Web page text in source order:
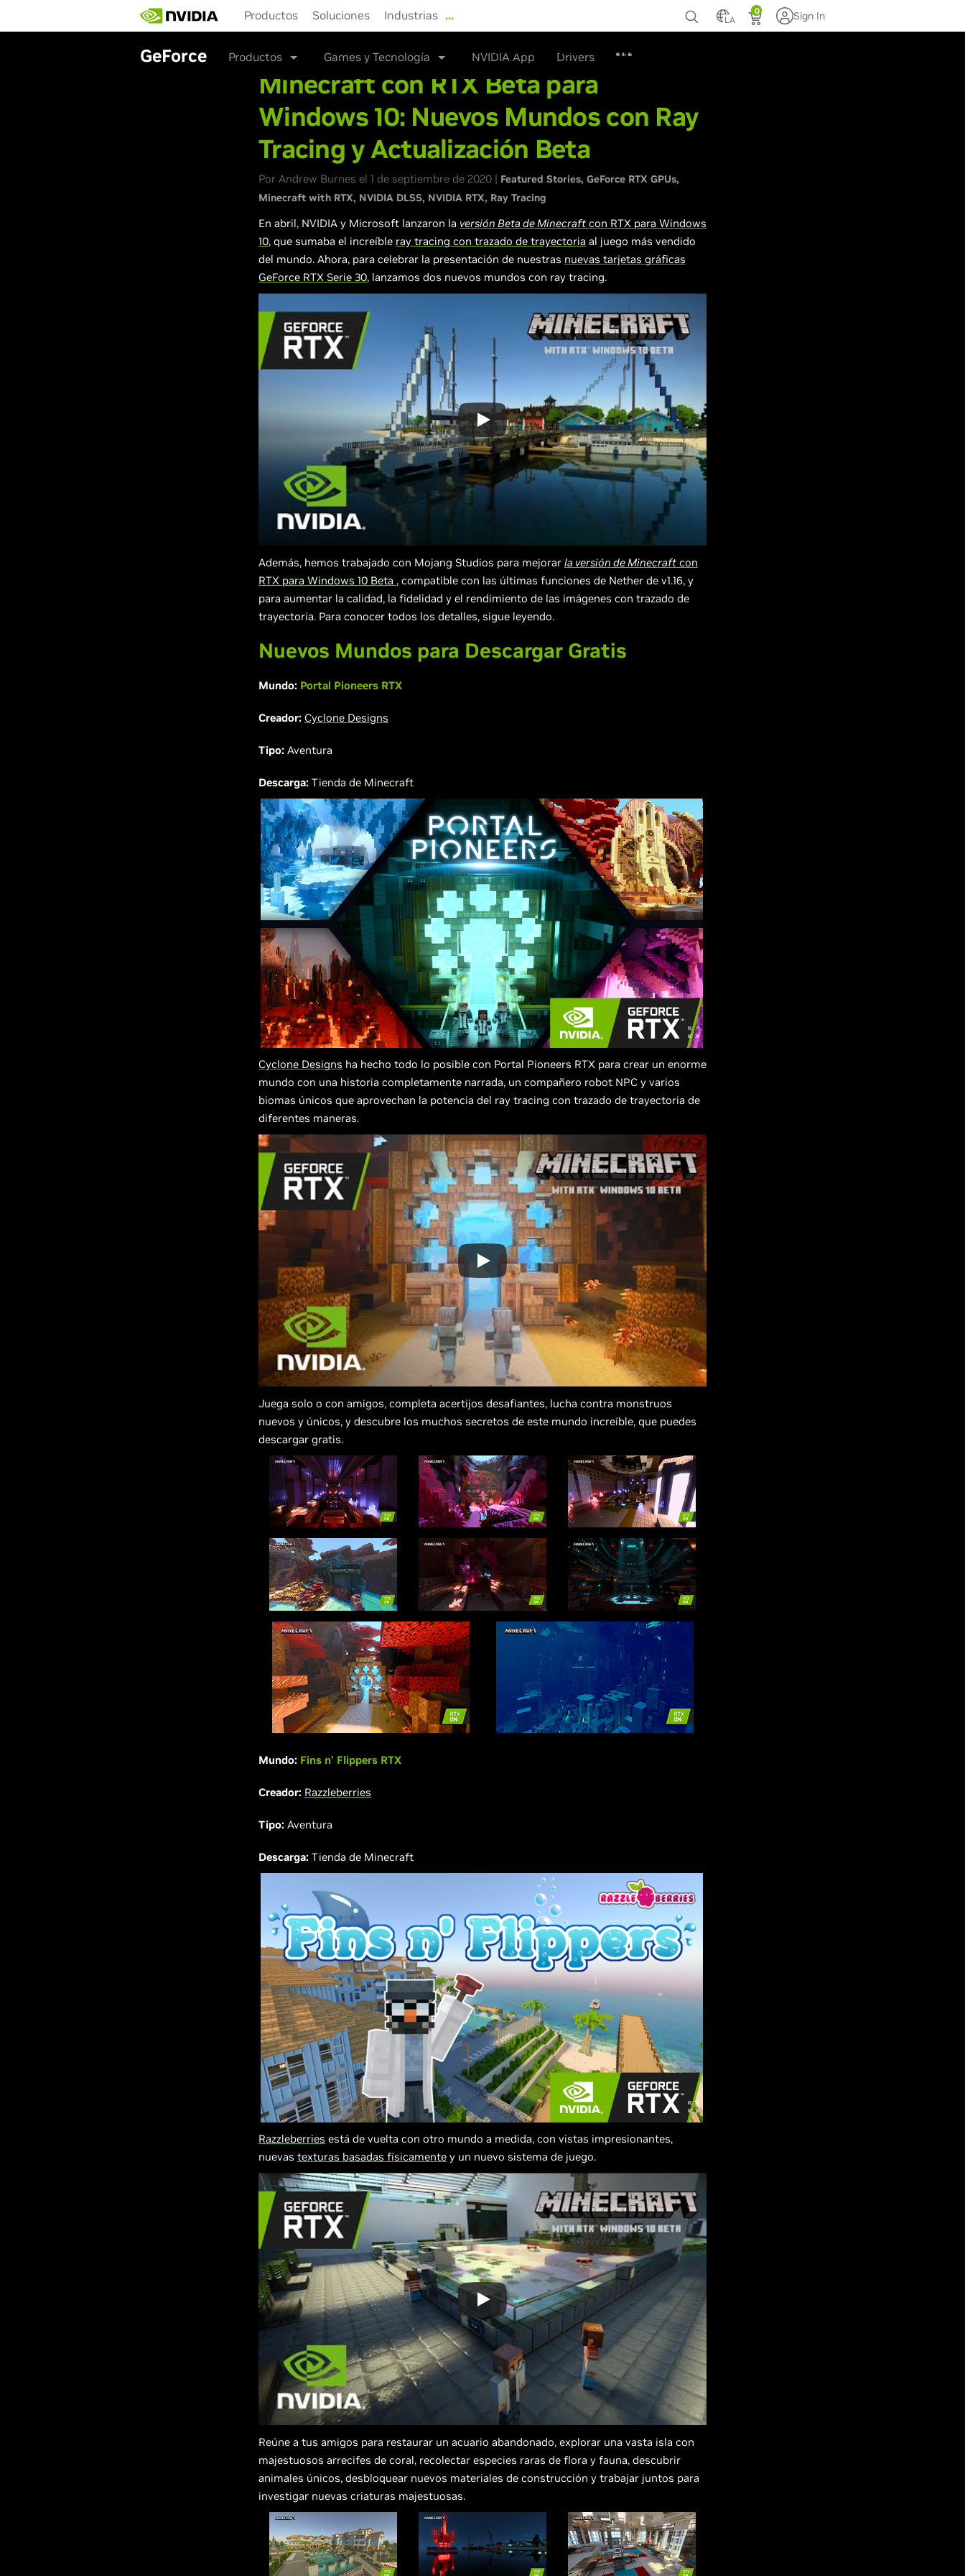
main
Productos Soluciones Industrias …
NVIDIA Store Drivers Soporte
LA
0 Sign In
GeForce Productos Games y Tecnología NVIDIA App Drivers
Minecraft con RTX Beta para
Windows 10: Nuevos Mundos con Ray
Tracing y Actualización Beta
Por Andrew Burnes el 1 de septiembre de 2020 | Featured Stories GeForce RTX GPUs
Minecraft with RTX NVIDIA DLSS NVIDIA RTX Ray Tracing
En abril, NVIDIA y Microsoft lanzaron la versión Beta de Minecraft con RTX para Windows
10, que sumaba el increíble ray tracing con trazado de trayectoria al juego más vendido
del mundo. Ahora, para celebrar la presentación de nuestras nuevas tarjetas gráficas
GeForce RTX Serie 30, lanzamos dos nuevos mundos con ray tracing.
Además, hemos trabajado con Mojang Studios para mejorar la versión de Minecraft con
RTX para Windows 10 Beta , compatible con las últimas funciones de Nether de v1.16, y
para aumentar la calidad, la fidelidad y el rendimiento de las imágenes con trazado de
trayectoria. Para conocer todos los detalles, sigue leyendo.
Nuevos Mundos para Descargar Gratis
Mundo: Portal Pioneers RTX
Creador: Cyclone Designs
Tipo: Aventura
Descarga: Tienda de Minecraft
Cyclone Designs ha hecho todo lo posible con Portal Pioneers RTX para crear un enorme
mundo con una historia completamente narrada, un compañero robot NPC y varios
biomas únicos que aprovechan la potencia del ray tracing con trazado de trayectoria de
diferentes maneras.
Juega solo o con amigos, completa acertijos desafiantes, lucha contra monstruos
nuevos y únicos, y descubre los muchos secretos de este mundo increíble, que puedes
descargar gratis.
Mundo: Fins n’ Flippers RTX
Creador: Razzleberries
Tipo: Aventura
Descarga: Tienda de Minecraft
Razzleberries está de vuelta con otro mundo a medida, con vistas impresionantes,
nuevas texturas basadas físicamente y un nuevo sistema de juego.
Reúne a tus amigos para restaurar un acuario abandonado, explorar una vasta isla con
majestuosos arrecifes de coral, recolectar especies raras de flora y fauna, descubrir
animales únicos, desbloquear nuevos materiales de construcción y trabajar juntos para
investigar nuevas criaturas majestuosas.